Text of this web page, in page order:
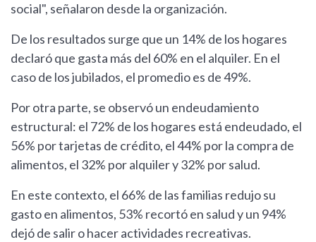
social", señalaron desde la organización.
De los resultados surge que un 14% de los hogares
declaró que gasta más del 60% en el alquiler. En el
caso de los jubilados, el promedio es de 49%.
Por otra parte, se observó un endeudamiento
estructural: el 72% de los hogares está endeudado, el
56% por tarjetas de crédito, el 44% por la compra de
alimentos, el 32% por alquiler y 32% por salud.
En este contexto, el 66% de las familias redujo su
gasto en alimentos, 53% recortó en salud y un 94%
dejó de salir o hacer actividades recreativas.